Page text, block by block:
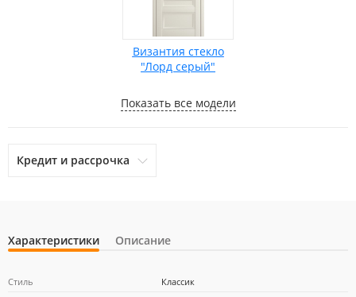
Византия стекло
"Лорд серый"
Показать все модели
Кредит и рассрочка
otpbank
Характеристики
Стиль Классик
Описание